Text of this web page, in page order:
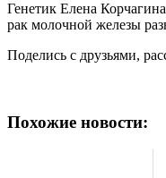
Генетик Елена
рак молочной железы
Поделись с друзьями,
Похожие новости: